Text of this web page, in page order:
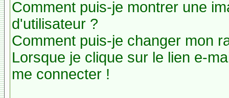
Comment puis-je montrer une
d'utilisateur ?
Comment puis-je changer mon
Lorsque je clique sur le lien e-
me connecter !